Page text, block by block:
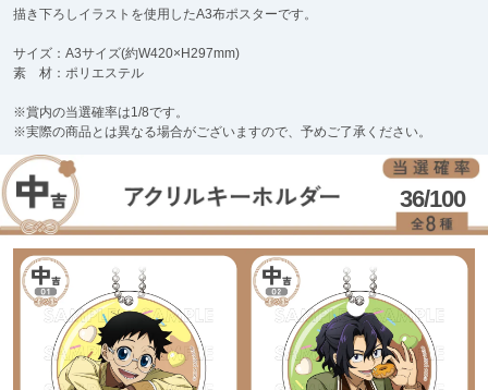
描き下ろしイラストを使用したA3布ポスターです。
サイズ：A3サイズ(約W420×H297mm)
素 材：ポリエステル
※賞内の当選確率は1/8です。
※実際の商品とは異なる場合がございますので、予めご了承ください。
36/100